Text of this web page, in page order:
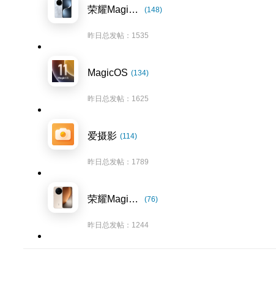
荣耀Magic7系列 (148)
昨日总发帖：1535
MagicOS (134)
昨日总发帖：1625
爱摄影 (114)
昨日总发帖：1789
荣耀Magic8系列 (76)
昨日总发帖：1244